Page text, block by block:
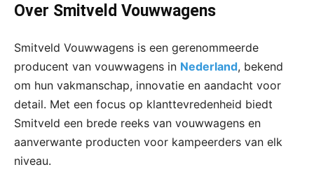
Over Smitveld Vouwwagens
Smitveld Vouwwagens is een gerenommeerde
producent van vouwwagens in Nederland, bekend
om hun vakmanschap, innovatie en aandacht voor
detail. Met een focus op klanttevredenheid biedt
Smitveld een brede reeks van vouwwagens en
aanverwante producten voor kampeerders van elk
niveau.